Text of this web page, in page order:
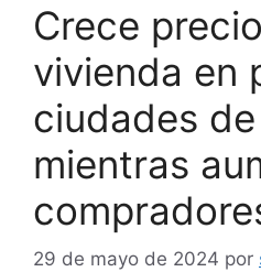
Crece
vivienda en
ciudades de
mientras
29 de mayo de 2024 por